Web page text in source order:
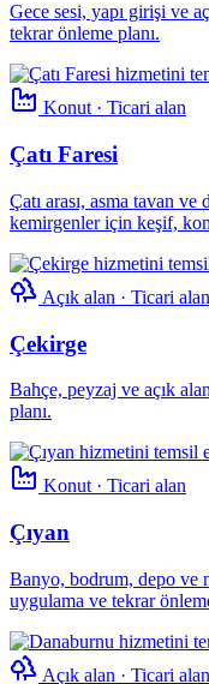
Gece sesi, yapı girişi ve
tekrar önleme planı.
Konut · Ticari alan
Çatı Faresi
Çatı arası, asma tavan ve
kemirgenler için keşif,
Açık alan · Ticari alan
Çekirge
Bahçe, peyzaj ve açık
planı.
Konut · Ticari alan
Çıyan
Banyo, bodrum, depo ve
uygulama ve tekrar
Açık alan · Ticari alan